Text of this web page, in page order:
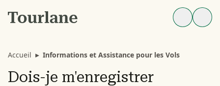
Accueil ▸ Informations et Assistance pour les Vols
Dois-je m'enregistrer